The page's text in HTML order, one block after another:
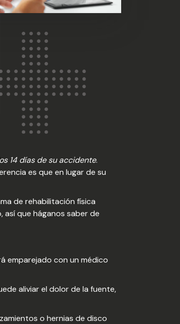
14 días de su accidente.
es que en lugar de su
de rehabilitación física
que háganos saber de
emparejado con un médico
aliviar el dolor de la fuente,
o hernias de disco